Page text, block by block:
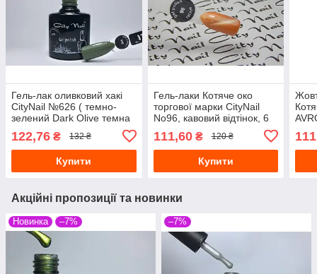
Гель-лак оливковий хакі
CityNail №626 ( темно-
зелений Dark Olive темна
122,76 ₴ 132 ₴
Купити
Гель-лаки Котяче око
торгової марки CityNail
No96, кавовий відтінок, 6
111,60₴ 120 ₴
Купити
Акційні пропозиції та новинки
Новинка –7% –7%